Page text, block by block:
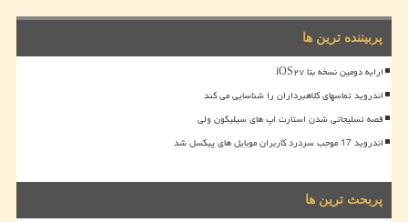
پربیننده ترین ها
ارایه دومین نسخه بتا iOS۲۷
اندروید تماسهای کلاهبرداران را شناسایی می کند
قصه تسلیحاتی شدن استارت اپ های سیلیکون ولی
اندروید 17 موجب سردرد کاربران موبایل های پیکسل شد
پربحث ترین ها